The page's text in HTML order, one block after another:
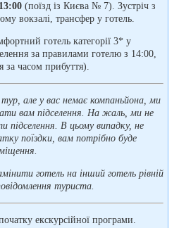
(поїзд із Києва № 7). Зустріч з
вокзалі, трансфер у готель.
готель категорії 3* у
за правилами готелю з 14:00,
за часом прибуття).
але у вас немає компаньйона, ми
вам підселення. На жаль, ми не
В цьому випадку, не
поїздки, вам потрібно буде
готель на інший готель рівній
туриста.
екскурсійної програми.